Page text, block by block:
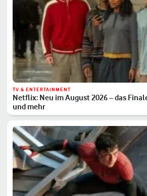
TV & ENTERTAINMENT
Netflix: Neu im August 2026 – das
und mehr